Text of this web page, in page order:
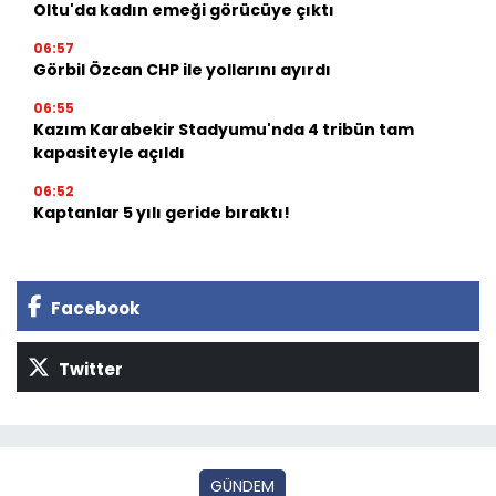
Oltu'da kadın emeği görücüye çıktı
06:57
Görbil Özcan CHP ile yollarını ayırdı
06:55
Kazım Karabekir Stadyumu'nda 4 tribün tam
kapasiteyle açıldı
06:52
Kaptanlar 5 yılı geride bıraktı!
Facebook
Twitter
GÜNDEM